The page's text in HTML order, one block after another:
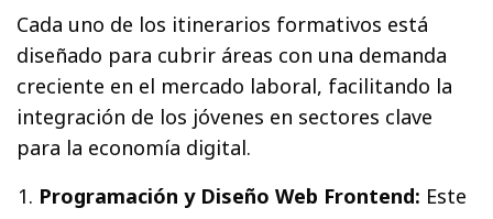
Cada uno de los itinerarios formativos está
diseñado para cubrir áreas con una demanda
creciente en el mercado laboral, facilitando la
integración de los jóvenes en sectores clave
para la economía digital.
Programación y Diseño Web Frontend: Este